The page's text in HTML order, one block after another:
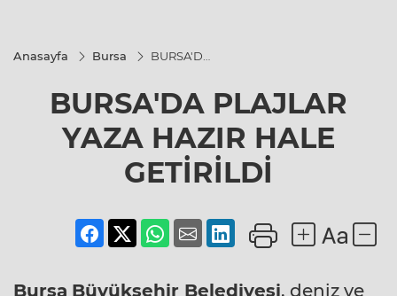
Anasayfa Bursa
BURSA'DA
HAZIR
HALE
GETİRİLDİ
BURSA'DA PLAJLAR
YAZA HAZIR HALE
GETİRİLDİ
Bursa Büyükşehir Belediyesi, deniz ve